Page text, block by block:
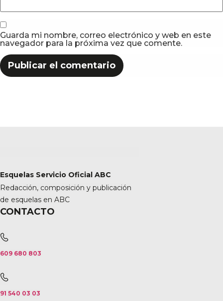
Guarda mi nombre, correo electrónico y web en este
navegador para la próxima vez que comente.
Esquelas Servicio Oficial ABC
Redacción, composición y publicación
de esquelas en ABC
CONTACTO
609 680 803
91 540 03 03